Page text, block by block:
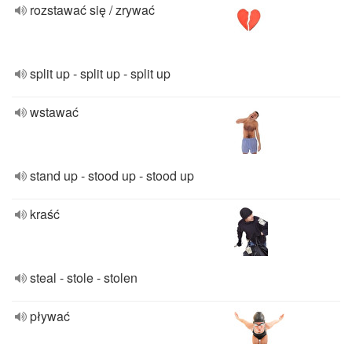
rozstawać się / zrywać
split up - split up - split up
wstawać
stand up - stood up - stood up
kraść
steal - stole - stolen
pływać